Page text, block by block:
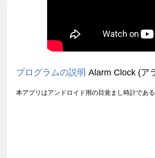
プログラムの説明 Alarm Clock (ア
本アプリはアンドロイド用の目覚まし時計であ